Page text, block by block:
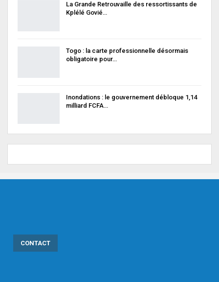
La Grande Retrouvaille des ressortissants de
Kplélé Govié…
Togo : la carte professionnelle désormais
obligatoire pour…
Inondations : le gouvernement débloque 1,14
milliard FCFA…
CONTACT